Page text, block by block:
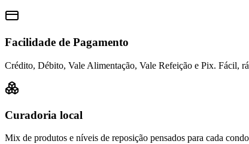
Facilidade de Pagamento
Crédito, Débito, Vale Alimentação, Vale Refeição e Pix. Fácil,
Curadoria local
Mix de produtos e níveis de reposição pensados para cada